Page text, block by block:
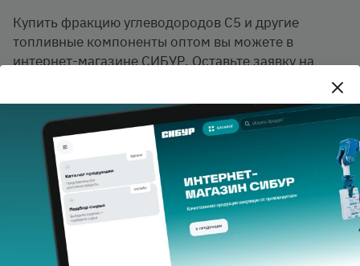
Купить фракцию углеводородов С5 и другие
топливные компоненты оптом вы можете в
интернет-магазине СИБУР. Оставьте заявку на
сайте, чтобы рассчитать цену продукции с учетом
нужного объема. Предлагаем доставку во все
регионы России, а также в другие страны.
Характеристики продукта
Завод-производитель
ПАО
"Нижнекамскнефтехи
Privacy notice